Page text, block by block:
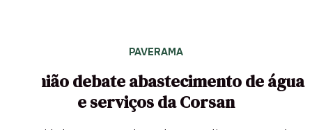
PAVERAMA
Reunião debate abastecimento de água
e serviços da Corsan